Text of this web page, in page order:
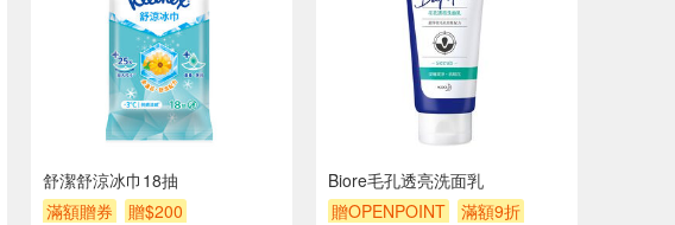
舒潔舒涼冰巾18抽
滿額贈券
贈$200
Biore毛孔透亮洗面乳
贈OPENPOINT
滿額9折